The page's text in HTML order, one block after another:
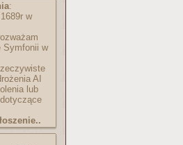
:
w
Symfonii w
AI
lub